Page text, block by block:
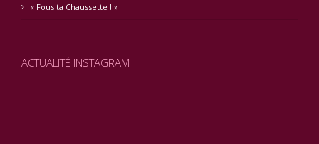
« Fous ta Chaussette ! »
ACTUALITÉ INSTAGRAM